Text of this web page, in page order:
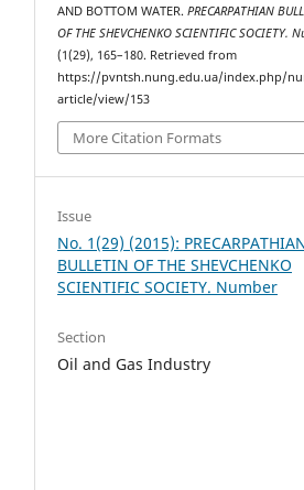
AND BOTTOM WATER.PRECARPATHIAN
OF THE SHEVCHENKO SCIENTIFIC SOCIETY.
(1(29), 165–180. Retrieved from
https://pvntsh.nung.edu.ua/index.php/
article/view/153
More Citation Formats
Issue
No. 1(29) (2015):
BULLETIN OF THE SHEVCHENKO
SCIENTIFIC SOCIETY. Number
Section
Oil and Gas Industry